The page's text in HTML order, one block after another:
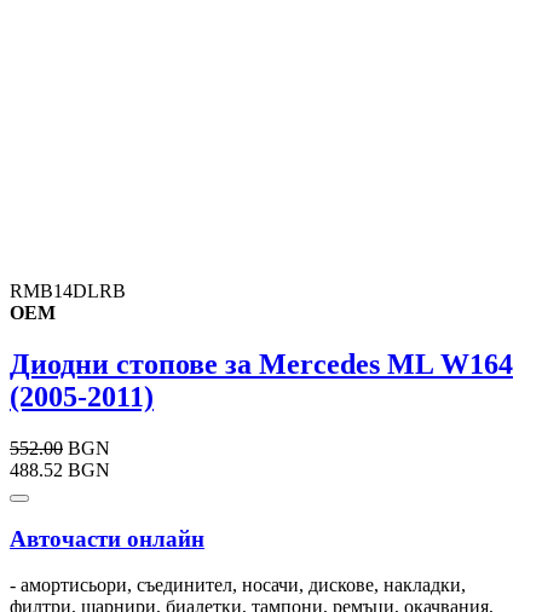
RMB14DLRB
OEM
Диодни стопове за Mercedes ML W164
(2005-2011)
552.00 BGN
488.52 BGN
Авточасти онлайн
- амортисьори, съединител, носачи, дискове, накладки,
филтри, шарнири, биалетки, тампони, ремъци, окачвания,